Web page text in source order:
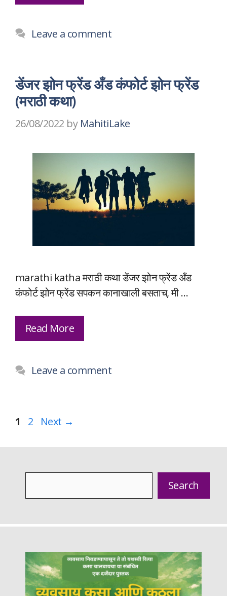
Leave a comment
डेंजर झोन फ्रेंड अँड कंफोर्ट झोन फ्रेंड
(मराठी कथा)
26/08/2022 by MahitiLake
marathi katha मराठी कथा डेंजर झोन फ्रेंड अँड
कंफोर्ट झोन फ्रेंड सपकन कानाखाली बसताच, मी …
Read More
Leave a comment
Page
1 Page
2 Next →
Search